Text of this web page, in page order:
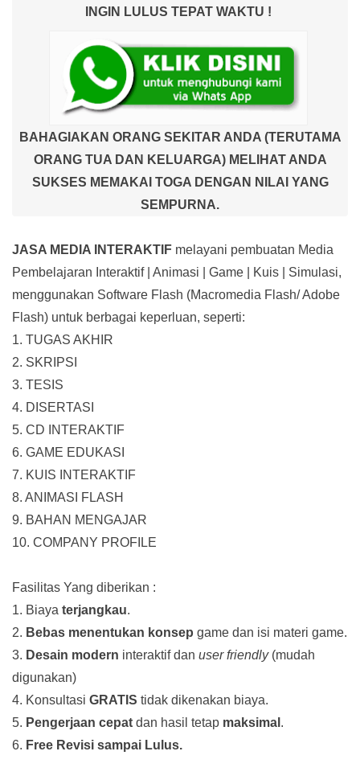
INGIN LULUS TEPAT WAKTU !
BAHAGIAKAN ORANG SEKITAR ANDA (TERUTAMA
ORANG TUA DAN KELUARGA) MELIHAT ANDA
SUKSES MEMAKAI TOGA DENGAN NILAI YANG
SEMPURNA.
JASA MEDIA INTERAKTIF melayani pembuatan Media
Pembelajaran Interaktif| Animasi | Game | Kuis | Simulasi,
menggunakan Software Flash (Macromedia Flash/ Adobe
Flash) untuk berbagai keperluan, seperti:
1. TUGAS AKHIR
2. SKRIPSI
3. TESIS
4. DISERTASI
5. CD INTERAKTIF
6. GAME EDUKASI
7. KUIS INTERAKTIF
8. ANIMASI FLASH
9. BAHAN MENGAJAR
10. COMPANY PROFILE
Fasilitas Yang diberikan :
1. Biaya terjangkau.
2. Bebas menentukan konsep game dan isi materi game.
3. Desain modern interaktif dan user friendly(mudah
digunakan)
4. Konsultasi GRATIS tidak dikenakan biaya.
5. Pengerjaan cepat dan hasil tetap maksimal .
6. Free Revisi sampai Lulus.